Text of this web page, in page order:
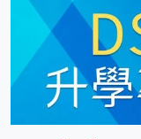
政局